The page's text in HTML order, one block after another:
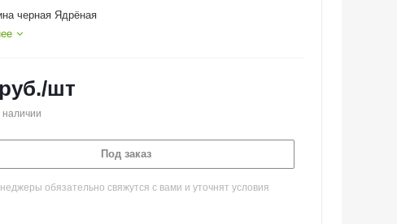
черная Ядрёная
руб./шт
наличии
Под заказ
обязательно свяжутся с вами и уточнят условия